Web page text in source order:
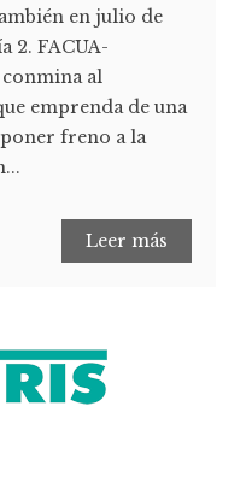
en julio de
2. FACUA-
al
emprenda de una
freno a la
Leer más